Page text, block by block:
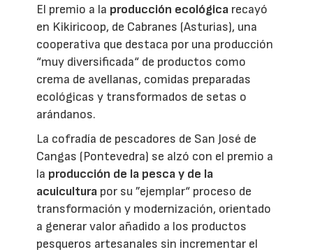
El premio a la producción ecológica recayó
en Kikiricoop, de Cabranes (Asturias), una
cooperativa que destaca por una producción
“muy diversificada“ de productos como
crema de avellanas, comidas preparadas
ecológicas y transformados de setas o
arándanos.
La cofradía de pescadores de San José de
Cangas (Pontevedra) se alzó con el premio a
la producción de la pesca y de la
acuicultura por su ”ejemplar“ proceso de
transformación y modernización, orientado
a generar valor añadido a los productos
pesqueros artesanales sin incrementar el